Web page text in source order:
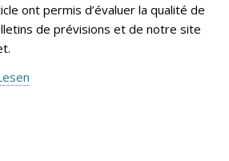
ont permis d’évaluer la qualité de
de prévisions et de notre site